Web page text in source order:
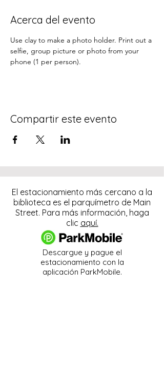
Acerca del evento
Use clay to make a photo holder. Print out a
selfie, group picture or photo from your
phone (1 per person).
Compartir este evento
El estacionamiento más cercano a la
biblioteca es el parquímetro de Main
Street. Para más información, haga
clic aquí.
Descargue y pague el
estacionamiento con la
aplicación ParkMobile.